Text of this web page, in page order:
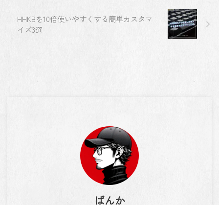
HHKBを10倍使いやすくする簡単カスタマ
イズ3選
ばんか